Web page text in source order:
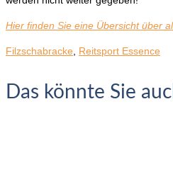
Hier finden Sie eine Übersicht über
Filzschabracke Reitsport Essence
Das könnte Sie